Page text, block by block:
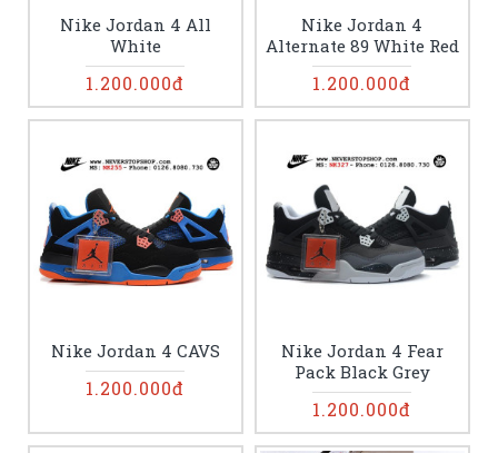
Nike Jordan 4 All
White
1.200.000đ
Nike Jordan 4
Alternate 89 White Red
1.200.000đ
Nike Jordan 4 CAVS
1.200.000đ
Nike Jordan 4 Fear
Pack Black Grey
1.200.000đ